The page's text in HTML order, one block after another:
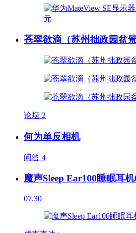
苍翠欲滴（苏州拙政园盆
论坛 2
何为单反相机
问答 4
魔声Sleep Ear100睡眠耳
07.30